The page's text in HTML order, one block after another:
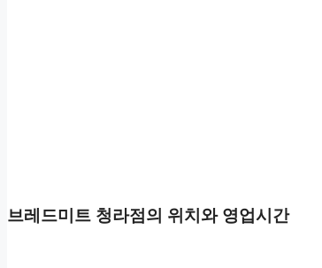
브레드미트 청라점의 위치와 영업시간